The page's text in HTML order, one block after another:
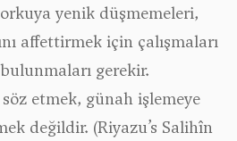
yenik düşmemeleri,
affettirmek için çalışmaları
gerekir.
etmek, günah işlemeye
değildir. (Riyazu’s Salihîn